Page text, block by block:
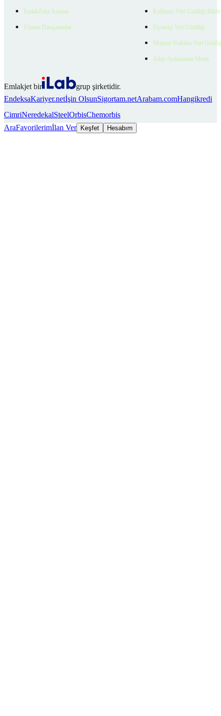
EmlakZeka Asistan
Uzman Danışmanlar
Kullanıcı Veri Gizliliği
Ziyaretçi Veri Gizliliği
Müşteri Yetkilisi Veri
Aday Aydınlatma Metni
Emlakjet bir
grup şirketidir.
EndeksaKariyer.netİşin OlsunSigortam.netArabam.comHangikredi
CimriNeredekalSteelOrbisChemorbis
AraFavorilerimİlan Ver Keşfet Hesabım